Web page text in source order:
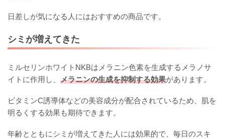
日差しが気になる人にはおすすめの商品です。
シミが増えてきた
ミルセリンホワイトNKBはメラニン色素を生成するメラノサ
イトに作用し、 メラニンの生成を抑制する効果があります。
ビタミンC誘導体などの美容成分が配合されているため、肌を
明るくする効果も期待できます。
年齢とともにシミが増えてきた人には効果的で、毎日のスキ